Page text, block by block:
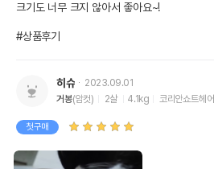
크기도 너무 크지 않아서 좋아요~!
#상품후기
히슈
2023.09.01
거봉(암컷) 2살 4.1kg 코리안쇼트헤어
첫구매